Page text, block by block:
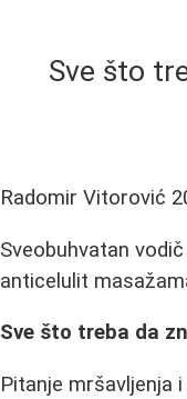
Sve što
Radomir Vitorović
Sveobuhvatan
anticelulit
Sve što treba da
Pitanje mršavljenja